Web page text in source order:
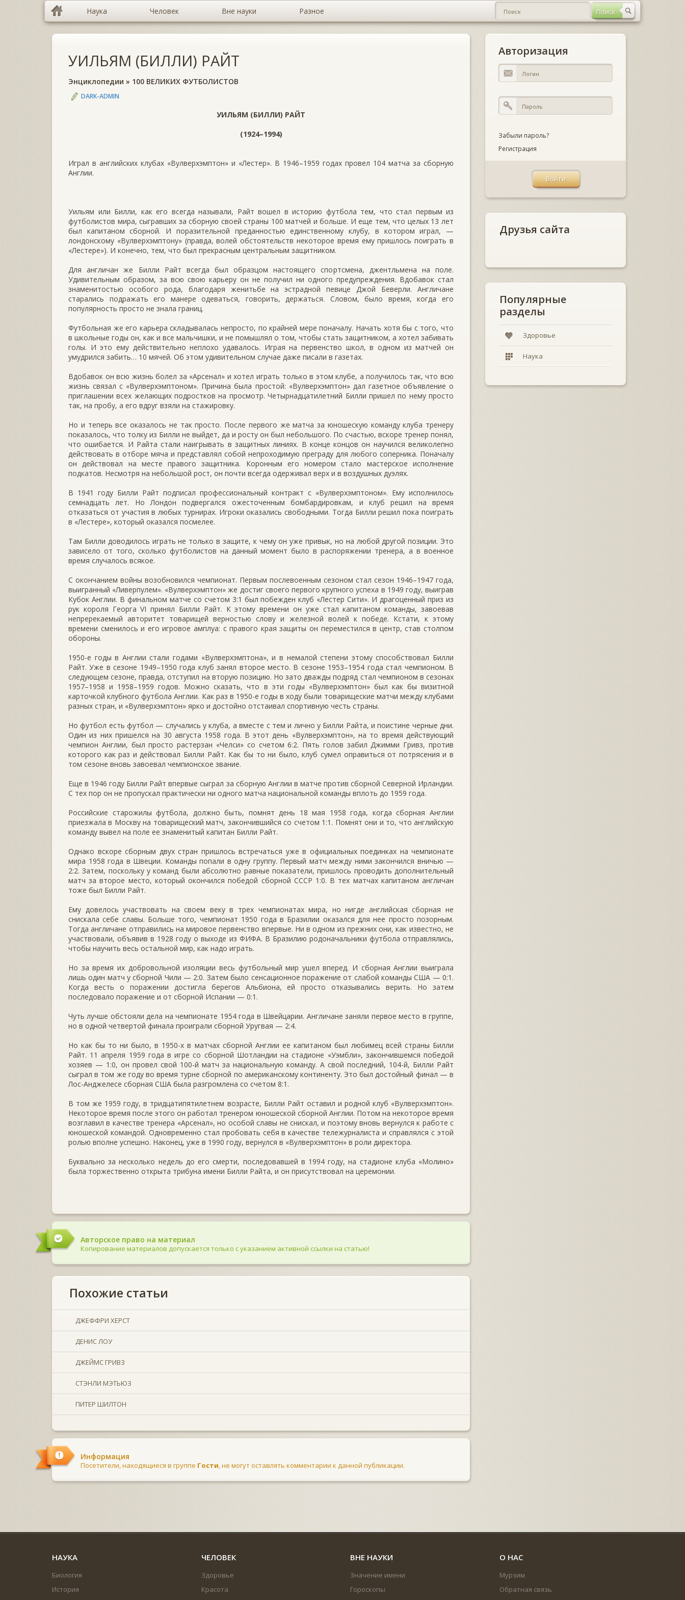
Наука Человек Вне науки Разное
УИЛЬЯМ (БИЛЛИ) РАЙТ
Энциклопедии » 100 ВЕЛИКИХ ФУТБОЛИСТОВ
DARK-ADMIN
УИЛЬЯМ (БИЛЛИ) РАЙТ
(1924–1994)
Играл в английских клубах «Вулверхэмптон» и «Лестер». В 1946–1959 годах провел 104 матча за сборную
Англии.
Уильям или Билли, как его всегда называли, Райт вошел в историю футбола тем, что стал первым из
футболистов мира, сыгравших за сборную своей страны 100 матчей и больше. И еще тем, что целых 13 лет
был капитаном сборной. И поразительной преданностью единственному клубу, в котором играл, —
лондонскому «Вулверхэмптону» (правда, волей обстоятельств некоторое время ему пришлось поиграть в
«Лестере»). И конечно, тем, что был прекрасным центральным защитником.
Для англичан же Билли Райт всегда был образцом настоящего спортсмена, джентльмена на поле.
Удивительным образом, за всю свою карьеру он не получил ни одного предупреждения. Вдобавок стал
знаменитостью особого рода, благодаря женитьбе на эстрадной певице Джой Беверли. Англичане
старались подражать его манере одеваться, говорить, держаться. Словом, было время, когда его
популярность просто не знала границ.
Футбольная же его карьера складывалась непросто, по крайней мере поначалу. Начать хотя бы с того, что
в школьные годы он, как и все мальчишки, и не помышлял о том, чтобы стать защитником, а хотел забивать
голы. И это ему действительно неплохо удавалось. Играя на первенство школ, в одном из матчей он
умудрился забить… 10 мячей. Об этом удивительном случае даже писали в газетах.
Вдобавок он всю жизнь болел за «Арсенал» и хотел играть только в этом клубе, а получилось так, что всю
жизнь связал с «Вулверхэмптоном». Причина была простой: «Вулверхэмптон» дал газетное объявление о
приглашении всех желающих подростков на просмотр. Четырнадцатилетний Билли пришел по нему просто
так, на пробу, а его вдруг взяли на стажировку.
Но и теперь все оказалось не так просто. После первого же матча за юношескую команду клуба тренеру
показалось, что толку из Билли не выйдет, да и росту он был небольшого. По счастью, вскоре тренер понял,
что ошибается. И Райта стали наигрывать в защитных линиях. В конце концов он научился великолепно
действовать в отборе мяча и представлял собой непроходимую преграду для любого соперника. Поначалу
он действовал на месте правого защитника. Коронным его номером стало мастерское исполнение
подкатов. Несмотря на небольшой рост, он почти всегда одерживал верх и в воздушных дуэлях.
В 1941 году Билли Райт подписал профессиональный контракт с «Вулверхэмптоном». Ему исполнилось
семнадцать лет. Но Лондон подвергался ожесточенным бомбардировкам, и клуб решил на время
отказаться от участия в любых турнирах. Игроки оказались свободными. Тогда Билли решил пока поиграть
в «Лестере», который оказался посмелее.
Там Билли доводилось играть не только в защите, к чему он уже привык, но на любой другой позиции. Это
зависело от того, сколько футболистов на данный момент было в распоряжении тренера, а в военное
время случалось всякое.
С окончанием войны возобновился чемпионат. Первым послевоенным сезоном стал сезон 1946–1947 года,
выигранный «Ливерпулем». «Вулверхэмптон» же достиг своего первого крупного успеха в 1949 году, выиграв
Кубок Англии. В финальном матче со счетом 3:1 был побежден клуб «Лестер Сити». И драгоценный приз из
рук короля Георга VI принял Билли Райт. К этому времени он уже стал капитаном команды, завоевав
непререкаемый авторитет товарищей верностью слову и железной волей к победе. Кстати, к этому
времени сменилось и его игровое амплуа: с правого края защиты он переместился в центр, став столпом
обороны.
1950-е годы в Англии стали годами «Вулверхэмптона», и в немалой степени этому способствовал Билли
Райт. Уже в сезоне 1949–1950 года клуб занял второе место. В сезоне 1953–1954 года стал чемпионом. В
следующем сезоне, правда, отступил на вторую позицию. Но зато дважды подряд стал чемпионом в сезонах
1957–1958 и 1958–1959 годов. Можно сказать, что в эти годы «Вулверхэмптон» был как бы визитной
карточкой клубного футбола Англии. Как раз в 1950-е годы в ходу были товарищеские матчи между клубами
разных стран, и «Вулверхэмптон» ярко и достойно отстаивал спортивную честь страны.
Но футбол есть футбол — случались у клуба, а вместе с тем и лично у Билли Райта, и поистине черные дни.
Один из них пришелся на 30 августа 1958 года. В этот день «Вулверхэмптон», на то время действующий
чемпион Англии, был просто растерзан «Челси» со счетом 6:2. Пять голов забил Джимми Гривз, против
которого как раз и действовал Билли Райт. Как бы то ни было, клуб сумел оправиться от потрясения и в
том сезоне вновь завоевал чемпионское звание.
Еще в 1946 году Билли Райт впервые сыграл за сборную Англии в матче против сборной Северной Ирландии.
С тех пор он не пропускал практически ни одного матча национальной команды вплоть до 1959 года.
Российские старожилы футбола, должно быть, помнят день 18 мая 1958 года, когда сборная Англии
приезжала в Москву на товарищеский матч, закончившийся со счетом 1:1. Помнят они и то, что английскую
команду вывел на поле ее знаменитый капитан Билли Райт.
Однако вскоре сборным двух стран пришлось встречаться уже в официальных поединках на чемпионате
мира 1958 года в Швеции. Команды попали в одну группу. Первый матч между ними закончился вничью —
2:2. Затем, поскольку у команд были абсолютно равные показатели, пришлось проводить дополнительный
матч за второе место, который окончился победой сборной СССР 1:0. В тех матчах капитаном англичан
тоже был Билли Райт.
Ему довелось участвовать на своем веку в трех чемпионатах мира, но нигде английская сборная не
снискала себе славы. Больше того, чемпионат 1950 года в Бразилии оказался для нее просто позорным.
Тогда англичане отправились на мировое первенство впервые. Ни в одном из прежних они, как известно, не
участвовали, объявив в 1928 году о выходе из ФИФА. В Бразилию родоначальники футбола отправлялись,
чтобы научить весь остальной мир, как надо играть.
Но за время их добровольной изоляции весь футбольный мир ушел вперед. И сборная Англии выиграла
лишь один матч у сборной Чили — 2:0. Затем было сенсационное поражение от слабой команды США — 0:1.
Когда весть о поражении достигла берегов Альбиона, ей просто отказывались верить. Но затем
последовало поражение и от сборной Испании — 0:1.
Чуть лучше обстояли дела на чемпионате 1954 года в Швейцарии. Англичане заняли первое место в группе,
но в одной четвертой финала проиграли сборной Уругвая — 2:4.
Но как бы то ни было, в 1950-х в матчах сборной Англии ее капитаном был любимец всей страны Билли
Райт. 11 апреля 1959 года в игре со сборной Шотландии на стадионе «Уэмбли», закончившемся победой
хозяев — 1:0, он провел свой 100-й матч за национальную команду. А свой последний, 104-й, Билли Райт
сыграл в том же году во время турне сборной по американскому континенту. Это был достойный финал — в
Лос-Анджелесе сборная США была разгромлена со счетом 8:1.
В том же 1959 году, в тридцатипятилетнем возрасте, Билли Райт оставил и родной клуб «Вулверхэмптон».
Некоторое время после этого он работал тренером юношеской сборной Англии. Потом на некоторое время
возглавил в качестве тренера «Арсенал», но особой славы не снискал, и поэтому вновь вернулся к работе с
юношеской командой. Одновременно стал пробовать себя в качестве тележурналиста и справлялся с этой
ролью вполне успешно. Наконец, уже в 1990 году, вернулся в «Вулверхэмптон» в роли директора.
Буквально за несколько недель до его смерти, последовавшей в 1994 году, на стадионе клуба «Молино»
была торжественно открыта трибуна имени Билли Райта, и он присутствовал на церемонии.
Авторское право на материал
Копирование материалов допускается только с указанием активной ссылки на статью!
Похожие статьи
ДЖЕФФРИ ХЕРСТ
ДЕНИС ЛОУ
ДЖЕЙМС ГРИВЗ
СТЭНЛИ МЭТЬЮЗ
ПИТЕР ШИЛТОН
Информация
Посетители, находящиеся в группе Гости, не могут оставлять комментарии к данной публикации.
Авторизация
Забыли пароль?
Регистрация
Друзья сайта
Популярные
разделы
Здоровье
Наука
НАУКА
Биология
История
ЧЕЛОВЕК
Здоровье
Красота
ВНЕ НАУКИ
Значение имени
Гороскопы
О НАС
Мурзим
Обратная связь